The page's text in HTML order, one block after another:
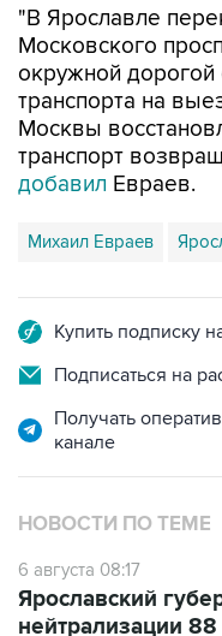
"В Ярославле
Московского
окружной
транспорта на
Москвы
транспорт
добавил Евраев.
Михаил Евраев
Купить подписку
Подписаться на
Получать
канале
НОВОСТИ ПО ТЕМЕ
6 августа 08:17
Ярославский
нейтрализации